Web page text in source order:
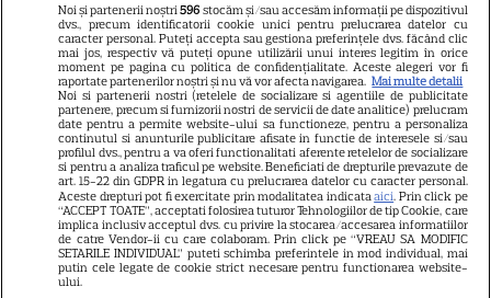
15
colecție și vedete de top
5
CINEMA
Eli Roth revine cu „Omul cu
înghețata mortală”. Filmul
horror în care copiii devin
criminali după ce mănâncă
înghețată
Noi și partenerii noștri596 stocăm și/sau accesăm informații pe dispozitivul
dvs., precum identificatorii cookie unici pentru prelucrarea datelor cu
caracter personal. Puteți accepta sau gestiona preferințele dvs. făcând clic
mai jos, respectiv vă puteți opune utilizării unui interes legitim în orice
moment pe pagina cu politica de confidențialitate. Aceste alegeri vor fi
raportate partenerilor noștri și nu vă vor afecta navigarea. Mai multe detalii
Noi si partenerii nostri (retelele de socializare si agentiile de publicitate
partenere, precum si furnizorii nostri de servicii de date analitice) prelucram
date pentru a permite website-ului sa functioneze, pentru a personaliza
continutul si anunturile publicitare afisate in functie de interesele si/sau
profilul dvs., pentru a va oferi functionalitati aferente retelelor de socializare
si pentru a analiza traficul pe website. Beneficiati de drepturile prevazute de
art. 15-22 din GDPR in legatura cu prelucrarea datelor cu caracter personal.
Aceste drepturi pot fi exercitate prin modalitatea indicataaici. Prin click pe
“ACCEPT TOATE”, acceptati folosirea tuturor Tehnologiilor de tip Cookie, care
implica inclusiv acceptul dvs. cu privire la stocarea/accesarea informatiilor
de catre Vendor-ii cu care colaboram. Prin click pe “VREAU SA MODIFIC
SETARILE INDIVIDUAL” puteti schimba preferintele in mod individual, mai
putin cele legate de cookie strict necesare pentru functionarea website-
ului.